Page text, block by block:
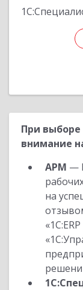
При
внимание
АРМ —
на